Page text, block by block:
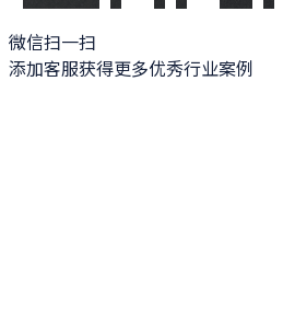
微信扫一扫
添加客服获得更多优秀行业案例